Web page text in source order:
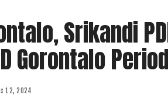
Srikandi
Gorontalo
12, 2024